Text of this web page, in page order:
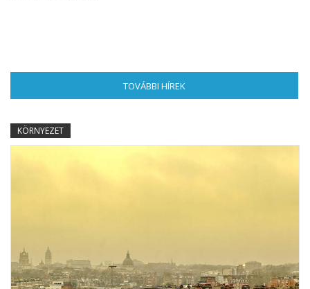
TOVÁBBI HÍREK
KÖRNYEZET